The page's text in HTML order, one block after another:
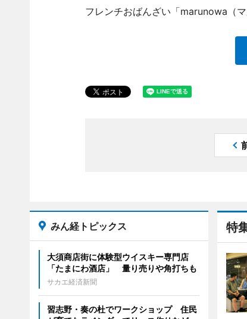
フレンチおばんざい「marunowa（
特
みん経トピックス
大須商店街に体験型ウイスキー専門店
「たまにわ酒店」 量り売りや角打ちも
サカエ経済新聞
習志野・奏の杜でワークショップ 住民